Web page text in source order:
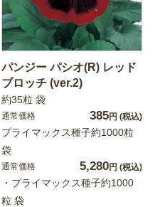
パンジー パシオ(R) レッド
ブロッチ (ver.2)
約35粒 袋
通常価格 385円 (税込)
プライマックス種子約1000粒
袋
通常価格 5,280円 (税込)
・プライマックス種子約1000
粒 袋